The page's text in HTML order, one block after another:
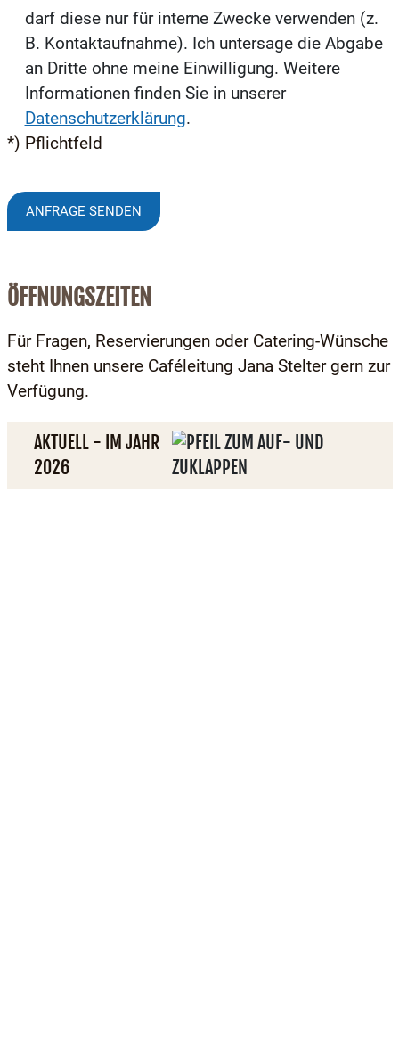
darf diese nur für interne Zwecke verwenden (z.
B. Kontaktaufnahme). Ich untersage die Abgabe
an Dritte ohne meine Einwilligung. Weitere
Informationen finden Sie in unserer
Datenschutzerklärung.
*) Pflichtfeld
ÖFFNUNGSZEITEN
Für Fragen, Reservierungen oder Catering-Wünsche
steht Ihnen unsere Caféleitung Jana Stelter gern zur
Verfügung.
AKTUELL - IM JAHR
2026